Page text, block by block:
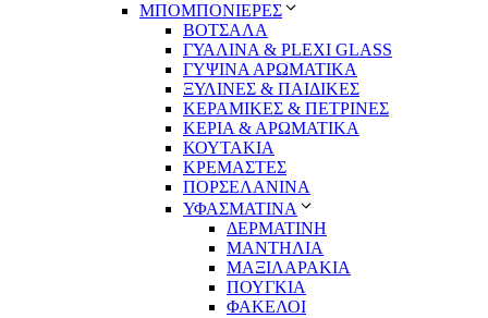
ΜΠΟΜΠΟΝΙΕΡΕΣ
ΒΟΤΣΑΛΑ
ΓΥΑΛΙΝΑ & PLEXI GLASS
ΓΥΨΙΝΑ ΑΡΩΜΑΤΙΚΑ
ΞΥΛΙΝΕΣ & ΠΑΙΔΙΚΕΣ
ΚΕΡΑΜΙΚΕΣ & ΠΕΤΡΙΝΕΣ
ΚΕΡΙΑ & ΑΡΩΜΑΤΙΚΑ
ΚΟΥΤΑΚΙΑ
ΚΡΕΜΑΣΤΕΣ
ΠΟΡΣΕΛΑΝΙΝΑ
ΥΦΑΣΜΑΤΙΝA
ΔΕΡΜΑΤΙΝΗ
ΜΑΝΤΗΛΙΑ
ΜΑΞΙΛΑΡΑΚΙΑ
ΠΟΥΓΚΙΑ
ΦΑΚΕΛΟΙ